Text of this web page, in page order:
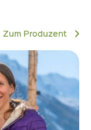
Zum Produzent